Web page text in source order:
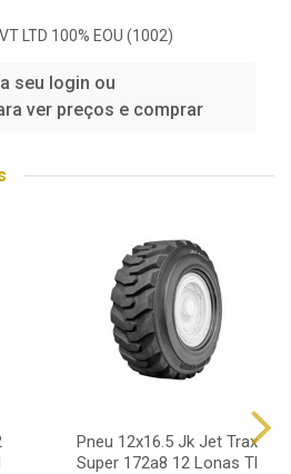
LTD 100% EOU (1002)
seu login ou
ver preços e comprar
Pneu 12x16.5 Jk Jet Trax
Super 172a8 12 Lonas Tl